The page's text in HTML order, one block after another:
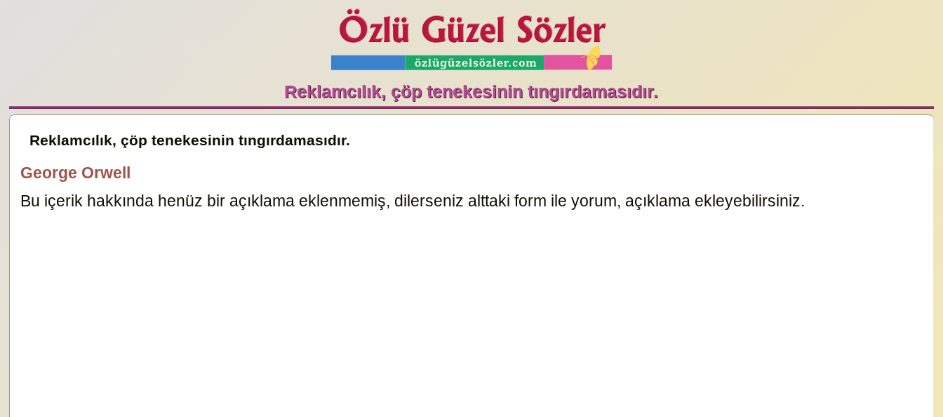
Reklamcılık, çöp tenekesinin tıngırdamasıdır.
Reklamcılık, çöp tenekesinin tıngırdamasıdır.
George Orwell
Bu içerik hakkında henüz bir açıklama eklenmemiş, dilerseniz alttaki form ile yorum, açıklama ekleyebilirsiniz.